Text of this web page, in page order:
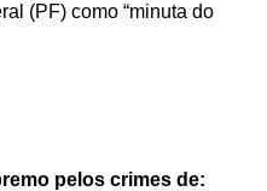
(PF) como “minuta do
pelos crimes de: